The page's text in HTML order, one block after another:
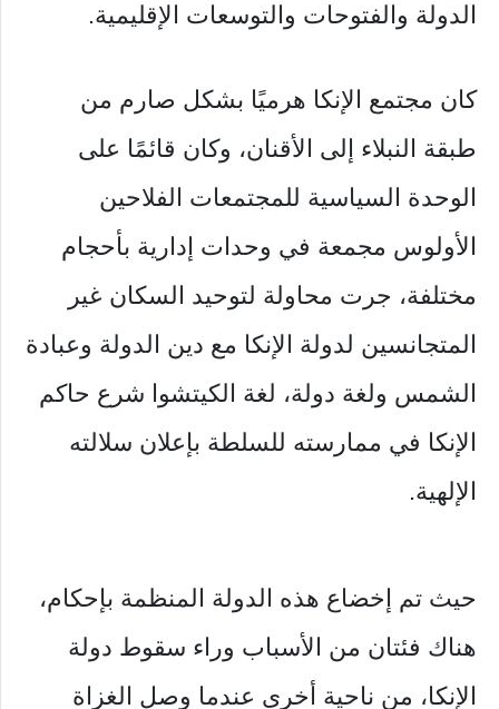
الدولة والفتوحات والتوسعات الإقليمية.
كان مجتمع الإنكا هرميًا بشكل صارم من
طبقة النبلاء إلى الأقنان، وكان قائمًا على
الوحدة السياسية للمجتمعات الفلاحين
الأولوس مجمعة في وحدات إدارية بأحجام
مختلفة، جرت محاولة لتوحيد السكان غير
المتجانسين لدولة الإنكا مع دين الدولة وعبادة
الشمس ولغة دولة، لغة الكيتشوا شرع حاكم
الإنكا في ممارسته للسلطة بإعلان سلالته
الإلهية.
حيث تم إخضاع هذه الدولة المنظمة بإحكام،
هناك فئتان من الأسباب وراء سقوط دولة
الإنكا، من ناحية أخرى عندما وصل الغزاة